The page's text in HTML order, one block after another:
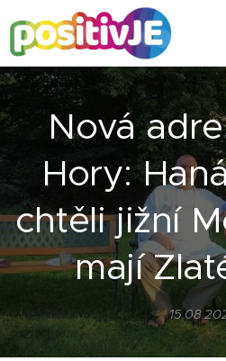
Nová
Hory:
chtěli jižní
mají